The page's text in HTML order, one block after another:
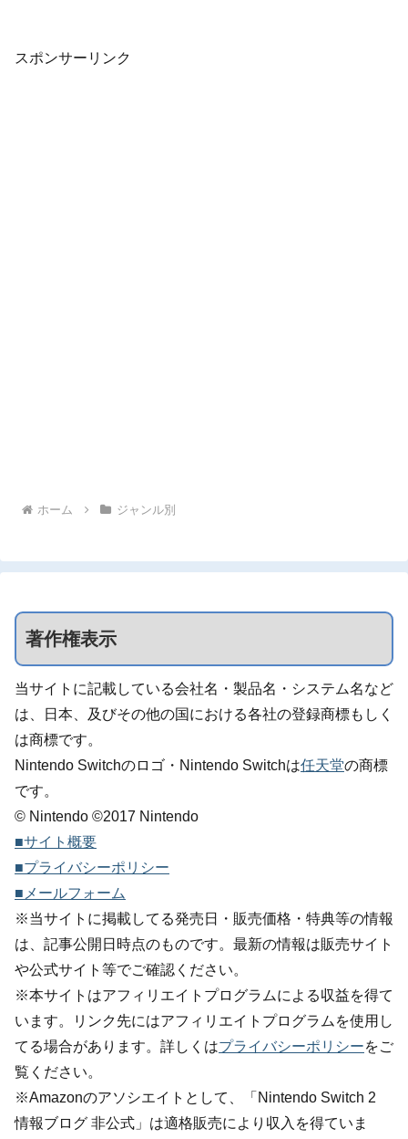
スポンサーリンク
ホーム ジャンル別
著作権表示
当サイトに記載している会社名・製品名・システム名など
は、日本、及びその他の国における各社の登録商標もしく
は商標です。
Nintendo Switchのロゴ・Nintendo Switchは任天堂の商標
です。
© Nintendo ©2017 Nintendo
■サイト概要
■プライバシーポリシー
■メールフォーム
※当サイトに掲載してる発売日・販売価格・特典等の情報
は、記事公開日時点のものです。最新の情報は販売サイト
や公式サイト等でご確認ください。
※本サイトはアフィリエイトプログラムによる収益を得て
います。リンク先にはアフィリエイトプログラムを使用し
てる場合があります。詳しくはプライバシーポリシーをご
覧ください。
※Amazonのアソシエイトとして、「Nintendo Switch 2
情報ブログ 非公式」は適格販売により収入を得ていま